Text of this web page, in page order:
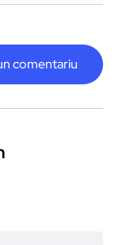
comentariu